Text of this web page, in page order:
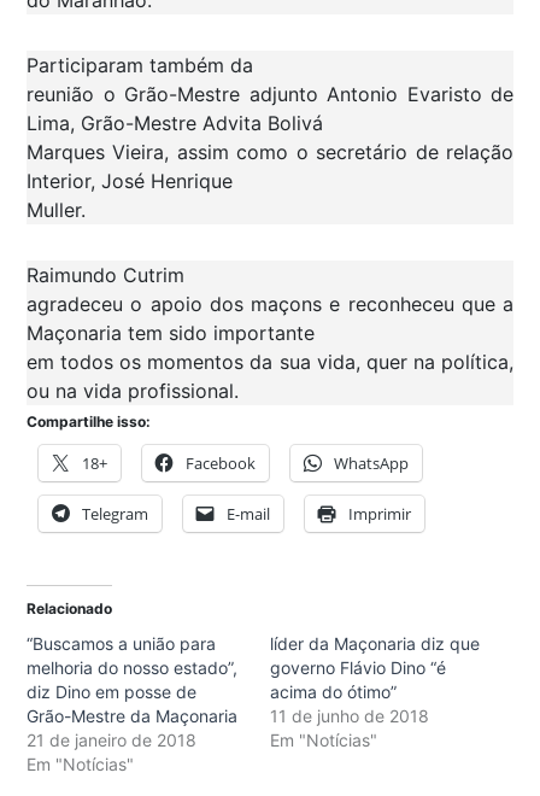
Participaram também da
reunião o Grão-Mestre adjunto Antonio Evaristo de
Lima, Grão-Mestre Advita Bolivá
Marques Vieira, assim como o secretário de relação
Interior, José Henrique
Muller.
Raimundo Cutrim
agradeceu o apoio dos maçons e reconheceu que a
Maçonaria tem sido importante
em todos os momentos da sua vida, quer na política,
ou na vida profissional.
Compartilhe isso:
18+ Facebook WhatsApp
Telegram E-mail Imprimir
Relacionado
“Buscamos a união para
melhoria do nosso estado”,
diz Dino em posse de
Grão-Mestre da Maçonaria
21 de janeiro de 2018
Em "Notícias"
líder da Maçonaria diz que
governo Flávio Dino “é
acima do ótimo”
11 de junho de 2018
Em "Notícias"